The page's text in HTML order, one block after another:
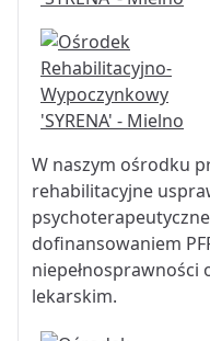
W naszym ośrodku
rehabilitacyjne
dofinansowaniem
niepełnosprawności
lekarskim.